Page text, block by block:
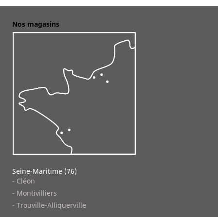
Nos magasins
Seine-Maritime (76)
- Cléon
- Montivilliers
- Trouville-Alliquerville